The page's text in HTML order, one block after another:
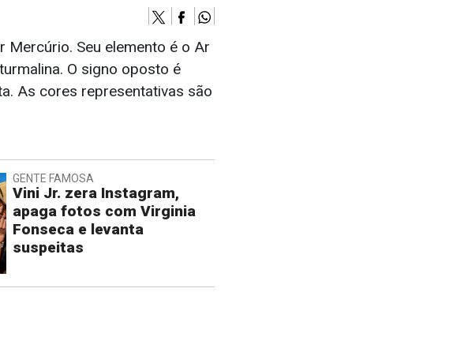
Seu elemento é o Ar
O signo oposto é
As cores representativas são
GENTE FAMOSA
Vini Jr. zera Instagram,
apaga fotos com Virginia
Fonseca e levanta
suspeitas